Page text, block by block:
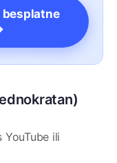
besplatne
YouTube ili